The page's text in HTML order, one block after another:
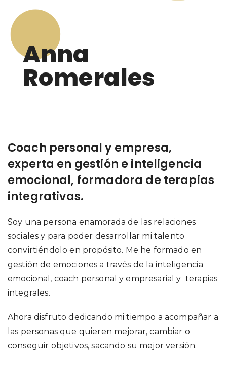
Anna
Romerales
Coach personal y empresa,
experta en gestión e inteligencia
emocional, formadora de terapias
integrativas.
Soy una persona enamorada de las relaciones
sociales y para poder desarrollar mi talento
convirtiéndolo en propósito. Me he formado en
gestión de emociones a través de la inteligencia
emocional, coach personal y empresarial y terapias
integrales.
Ahora disfruto dedicando mi tiempo a acompañar a
las personas que quieren mejorar, cambiar o
conseguir objetivos, sacando su mejor versión.